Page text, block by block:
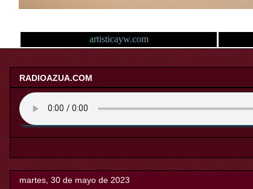
artisticayw.com
RADIOAZUA.COM
martes, 30 de mayo de 2023